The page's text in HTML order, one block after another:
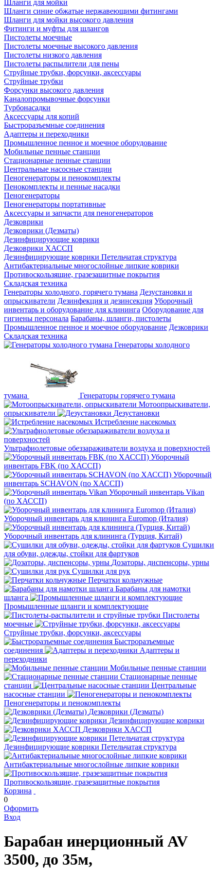
Шланги для мойки
Шланги синие обжатые нержавеющими фитингами
Шланги для мойки высокого давления
Фитинги и муфты для шлангов
Пистолеты моечные
Пистолеты моечные высокого давления
Пистолеты низкого давления
Пистолеты распылители для пены
Струйные трубки, форсунки, аксессуары
Струйные трубки
Форсунки высокого давления
Каналопромывочные форсунки
Турбонасадки
Аксессуары для копий
Быстроразъемные соединения
Адаптеры и переходники
Промышленное пенное и моечное оборудование
Мобильные пенные станции
Стационарные пенные станции
Центральные насосные станции
Пеногенераторы и пенокомплекты
Пенокомплекты и пенные насадки
Пеногенераторы
Пеногенераторы портативные
Аксессуары и запчасти для пеногенераторов
Дезковрики
Дезковрики (Дезматы)
Дезинфицирующие коврики
Дезковрики ХАССП
Дезинфицирующие коврики Петельчатая структура
Антибактериальные многослойные липкие коврики
Противоскользящие, гразезащитные покрытия
Складская техника
Генераторы холодного, горячего тумана Дезустановки и
опрыскиватели Дезинфекция и дезинсекция Уборочный
инвентарь и оборудование для клининга Оборудование для
гигиены персонала Барабаны, шланги, пистолеты
Промышленное пенное и моечное оборудование Дезковрики
Складская техника
Генераторы холодного
тумана
Генераторы горячего тумана
Мотоопрыскиватели,
опрыскиватели
Дезустановки
Истребление насекомых
Ультрафиолетовые обеззараживатели воздуха и поверхностей
Уборочный
инвентарь FBK (по ХАССП)
Уборочный
инвентарь SCHAVON (по ХАССП)
Уборочный инвентарь Vikan
(по ХАССП)
Уборочный инвентарь для клининга Euromop (Италия)
Уборочный инвентарь для клининга (Турция, Китай)
Сушилки
для обуви, одежды, стойки для фартуков
Дозаторы, диспенсоры, урны
Сушилки для рук
Перчатки кольчужные
Барабаны для намотки
шланга
Промышленные шланги и комплектующие
Пистолеты
моечные
Струйные трубки, форсунки, аксессуары
Быстроразъемные
соединения
Адаптеры и
переходники
Мобильные пенные станции
Стационарные пенные
станции
Центральные
насосные станции
Пеногенераторы и пенокомплекты
Дезковрики (Дезматы)
Дезинфицирующие коврики
Дезковрики ХАССП
Дезинфицирующие коврики Петельчатая структура
Антибактериальные многослойные липкие коврики
Противоскользящие, гразезащитные покрытия
Корзина
0
Оформить
Вход
Барабан инерционный AV
3500, до 35м,